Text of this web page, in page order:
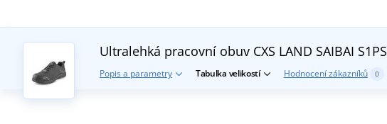
Ultralehká pracovní obuv CXS LAND SAIBAI S1PS
Popis a parametry Tabulka velikostí Hodnocení zákazníků 0